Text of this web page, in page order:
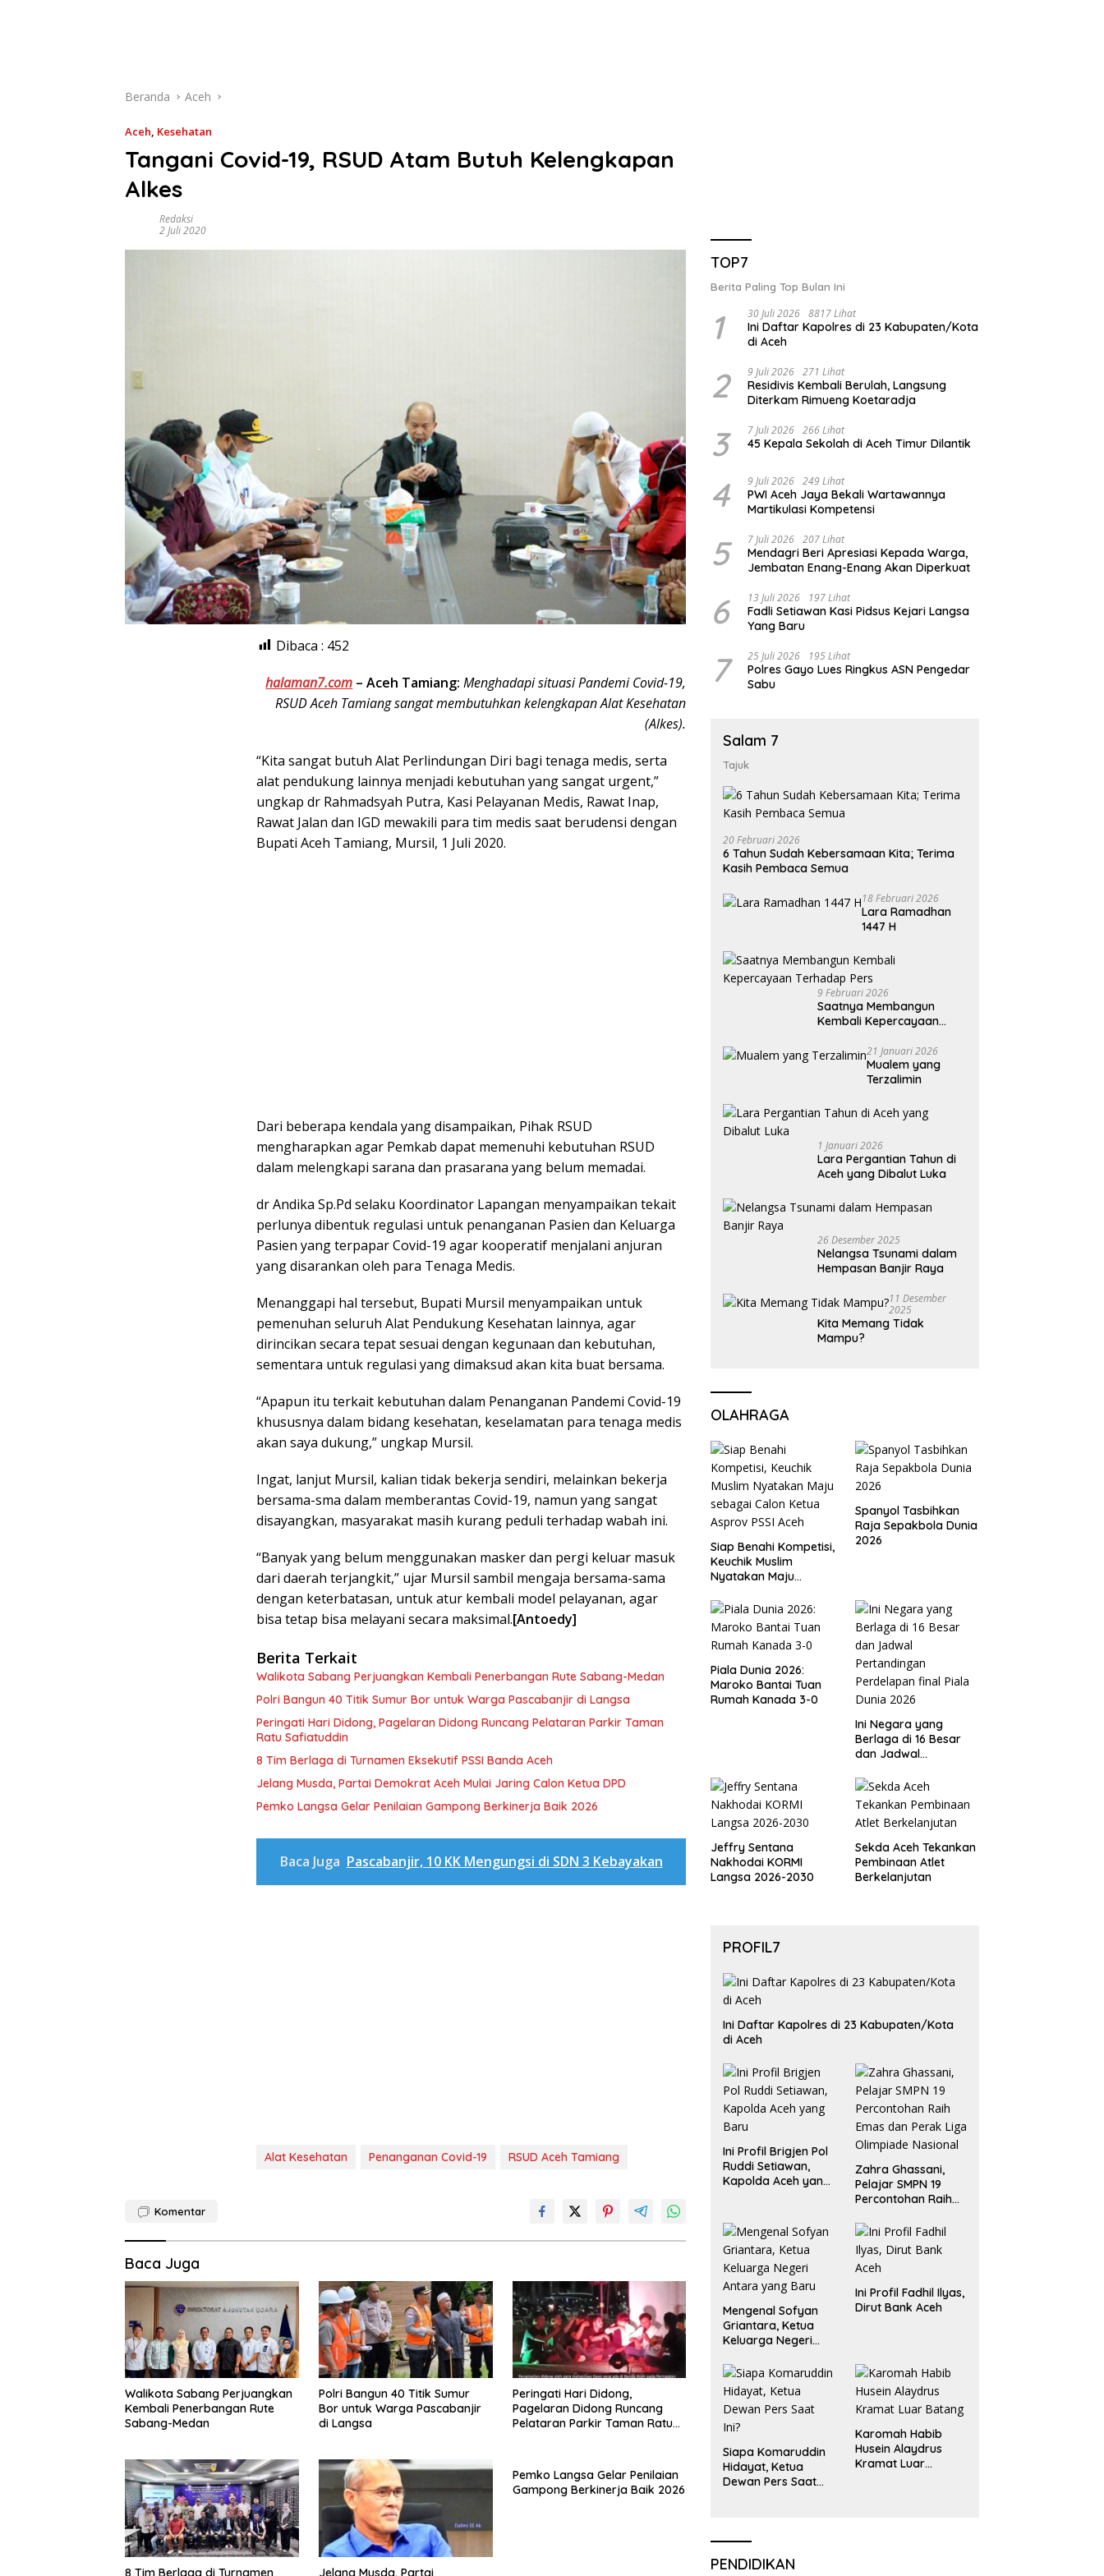
Beranda Aceh
Aceh, Kesehatan
Tangani Covid-19, RSUD Atam Butuh Kelengkapan
Alkes
Redaksi
2 Juli 2020
Dibaca : 452
halaman7.com – Aceh Tamiang: Menghadapi situasi Pandemi Covid-19,
RSUD Aceh Tamiang sangat membutuhkan kelengkapan Alat Kesehatan
(Alkes).
“Kita sangat butuh Alat Perlindungan Diri bagi tenaga medis, serta
alat pendukung lainnya menjadi kebutuhan yang sangat urgent,”
ungkap dr Rahmadsyah Putra, Kasi Pelayanan Medis, Rawat Inap,
Rawat Jalan dan IGD mewakili para tim medis saat berudensi dengan
Bupati Aceh Tamiang, Mursil, 1 Juli 2020.
Dari beberapa kendala yang disampaikan, Pihak RSUD
mengharapkan agar Pemkab dapat memenuhi kebutuhan RSUD
dalam melengkapi sarana dan prasarana yang belum memadai.
dr Andika Sp.Pd selaku Koordinator Lapangan menyampaikan tekait
perlunya dibentuk regulasi untuk penanganan Pasien dan Keluarga
Pasien yang terpapar Covid-19 agar kooperatif menjalani anjuran
yang disarankan oleh para Tenaga Medis.
Menanggapi hal tersebut, Bupati Mursil menyampaikan untuk
pemenuhan seluruh Alat Pendukung Kesehatan lainnya, agar
dirincikan secara tepat sesuai dengan kegunaan dan kebutuhan,
sementara untuk regulasi yang dimaksud akan kita buat bersama.
“Apapun itu terkait kebutuhan dalam Penanganan Pandemi Covid-19
khususnya dalam bidang kesehatan, keselamatan para tenaga medis
akan saya dukung,” ungkap Mursil.
Ingat, lanjut Mursil, kalian tidak bekerja sendiri, melainkan bekerja
bersama-sma dalam memberantas Covid-19, namun yang sangat
disayangkan, masyarakat masih kurang peduli terhadap wabah ini.
“Banyak yang belum menggunakan masker dan pergi keluar masuk
dari daerah terjangkit,” ujar Mursil sambil mengaja bersama-sama
dengan keterbatasan, untuk atur kembali model pelayanan, agar
bisa tetap bisa melayani secara maksimal.[Antoedy]
Berita Terkait
Walikota Sabang Perjuangkan Kembali Penerbangan Rute Sabang-Medan
Polri Bangun 40 Titik Sumur Bor untuk Warga Pascabanjir di Langsa
Peringati Hari Didong, Pagelaran Didong Runcang Pelataran Parkir Taman
Ratu Safiatuddin
8 Tim Berlaga di Turnamen Eksekutif PSSI Banda Aceh
Jelang Musda, Partai Demokrat Aceh Mulai Jaring Calon Ketua DPD
Pemko Langsa Gelar Penilaian Gampong Berkinerja Baik 2026
Baca Juga Pascabanjir, 10 KK Mengungsi di SDN 3 Kebayakan
Alat Kesehatan Penanganan Covid-19 RSUD Aceh Tamiang
Komentar
Baca Juga
Walikota Sabang Perjuangkan
Kembali Penerbangan Rute
Sabang-Medan
Polri Bangun 40 Titik Sumur
Bor untuk Warga Pascabanjir
di Langsa
Peringati Hari Didong,
Pagelaran Didong Runcang
Pelataran Parkir Taman Ratu
8 Tim Berlaga di Turnamen Jelang Musda, Partai
Pemko Langsa Gelar Penilaian
Gampong Berkinerja Baik 2026
TOP7
Berita Paling Top Bulan Ini
1 30 Juli 2026 8817 Lihat
Ini Daftar Kapolres di 23 Kabupaten/Kota
di Aceh
2 9 Juli 2026 271 Lihat
Residivis Kembali Berulah, Langsung
Diterkam Rimueng Koetaradja
3 7 Juli 2026 266 Lihat
45 Kepala Sekolah di Aceh Timur Dilantik
4 9 Juli 2026 249 Lihat
PWI Aceh Jaya Bekali Wartawannya
Martikulasi Kompetensi
5 7 Juli 2026 207 Lihat
Mendagri Beri Apresiasi Kepada Warga,
Jembatan Enang-Enang Akan Diperkuat
6 13 Juli 2026 197 Lihat
Fadli Setiawan Kasi Pidsus Kejari Langsa
Yang Baru
7 25 Juli 2026 195 Lihat
Polres Gayo Lues Ringkus ASN Pengedar
Sabu
Salam 7
Tajuk
20 Februari 2026
6 Tahun Sudah Kebersamaan Kita; Terima
Kasih Pembaca Semua
18 Februari 2026
Lara Ramadhan
1447 H
9 Februari 2026
Saatnya Membangun
Kembali Kepercayaan
21 Januari 2026
Mualem yang
Terzalimin
1 Januari 2026
Lara Pergantian Tahun di
Aceh yang Dibalut Luka
26 Desember 2025
Nelangsa Tsunami dalam
Hempasan Banjir Raya
11 Desember
2025
Kita Memang Tidak
Mampu?
OLAHRAGA
Siap Benahi Kompetisi,
Keuchik Muslim
Nyatakan Maju
Asprov PSSI Aceh
Spanyol Tasbihkan
Raja Sepakbola Dunia
2026
Piala Dunia 2026:
Maroko Bantai Tuan
Rumah Kanada 3-0
Ini Negara yang
Berlaga di 16 Besar
dan Jadwal
Perdelapan final Piala
Dunia 2026
Jeffry Sentana
Nakhodai KORMI
Langsa 2026-2030
Sekda Aceh Tekankan
Pembinaan Atlet
Berkelanjutan
PROFIL7
Ini Daftar Kapolres di 23 Kabupaten/Kota
di Aceh
Ini Profil Brigjen Pol
Ruddi Setiawan,
Kapolda Aceh yang
Zahra Ghassani,
Pelajar SMPN 19
Percontohan Raih
Liga Olimpiade
Nasional
Mengenal Sofyan
Griantara, Ketua
Keluarga Negeri
Ini Profil Fadhil Ilyas,
Dirut Bank Aceh
Siapa Komaruddin
Hidayat, Ketua
Dewan Pers Saat
Karomah Habib
Husein Alaydrus
Kramat Luar
PENDIDIKAN